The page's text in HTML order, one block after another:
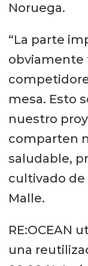
Noruega.
“La parte
obviamente
mesa. Esto
nuestro
comparten
saludable,
cultivado de
Malle.
RE:OCEAN
una